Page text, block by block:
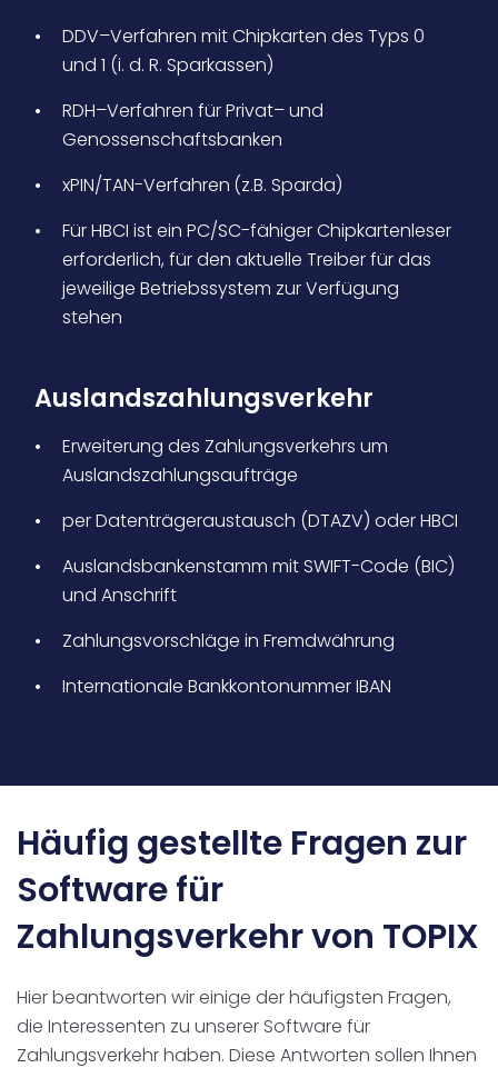
DDV–Verfahren mit Chipkarten des Typs 0
und 1 (i. d. R. Sparkassen)
RDH–Verfahren für Privat– und
Genossenschaftsbanken
xPIN/TAN-Verfahren (z.B. Sparda)
Für HBCI ist ein PC/SC-fähiger Chipkartenleser
erforderlich, für den aktuelle Treiber für das
jeweilige Betriebssystem zur Verfügung
stehen
Auslandszahlungsverkehr
Erweiterung des Zahlungsverkehrs um
Auslandszahlungsaufträge
per Datenträgeraustausch (DTAZV) oder HBCI
Auslandsbankenstamm mit SWIFT-Code (BIC)
und Anschrift
Zahlungsvorschläge in Fremdwährung
Internationale Bankkontonummer IBAN
Häufig gestellte Fragen zur
Software für
Zahlungsverkehr von TOPIX
Hier beantworten wir einige der häufigsten Fragen,
die Interessenten zu unserer Software für
Zahlungsverkehr haben. Diese Antworten sollen Ihnen